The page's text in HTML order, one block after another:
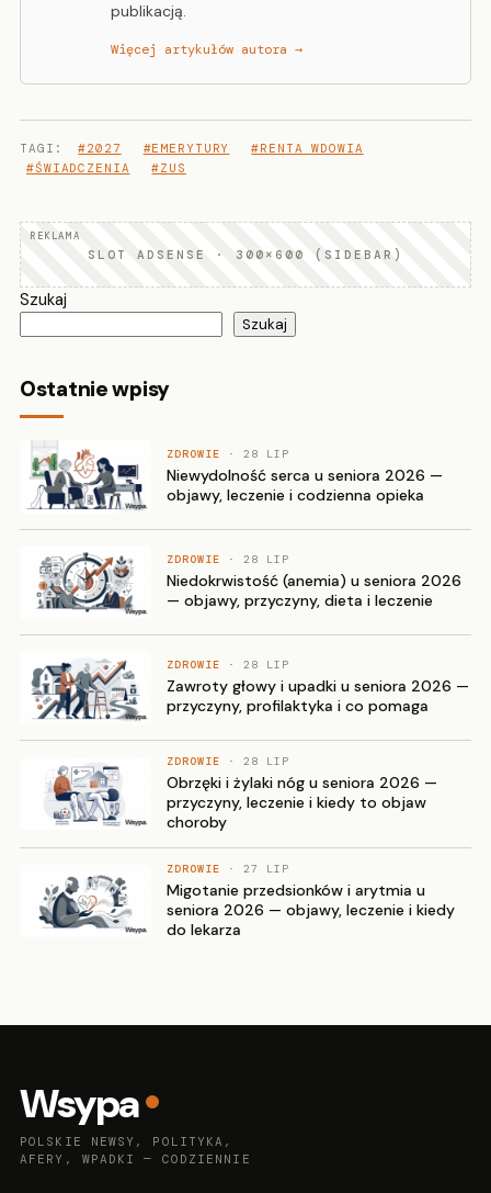
publikacją.
Więcej artykułów autora →
TAGI: #2027 #EMERYTURY
#RENTA WDOWIA
#ŚWIADCZENIA
#ZUS
SLOT ADSENSE · 300×600 (SIDEBAR)
Szukaj
Szukaj
Ostatnie wpisy
ZDROWIE · 28 LIP
Niewydolność serca u seniora 2026 —
objawy, leczenie i codzienna opieka
ZDROWIE · 28 LIP
Niedokrwistość (anemia) u seniora 2026
— objawy, przyczyny, dieta i leczenie
ZDROWIE · 28 LIP
Zawroty głowy i upadki u seniora 2026 —
przyczyny, profilaktyka i co pomaga
ZDROWIE · 28 LIP
Obrzęki i żylaki nóg u seniora 2026 —
przyczyny, leczenie i kiedy to objaw
choroby
ZDROWIE · 27 LIP
Migotanie przedsionków i arytmia u
seniora 2026 — objawy, leczenie i kiedy
do lekarza
Wsypa
POLSKIE NEWSY, POLITYKA,
AFERY, WPADKI — CODZIENNIE